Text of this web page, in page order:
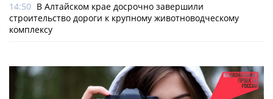
14:50 В Алтайском крае досрочно завершили
строительство дороги к крупному животноводческому
комплексу